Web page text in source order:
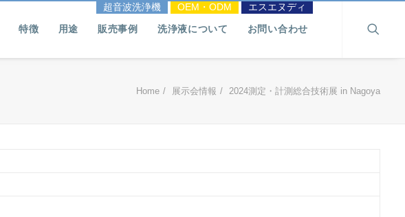
超音波洗浄機 OEM・ODM エスエヌディ
特徴 用途 販売事例 洗浄液について お問い合わせ
Home 展示会情報 2024測定・計測総合技術展 in Nagoya